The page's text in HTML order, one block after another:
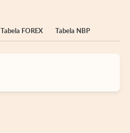
Tabela FOREX Tabela NBP